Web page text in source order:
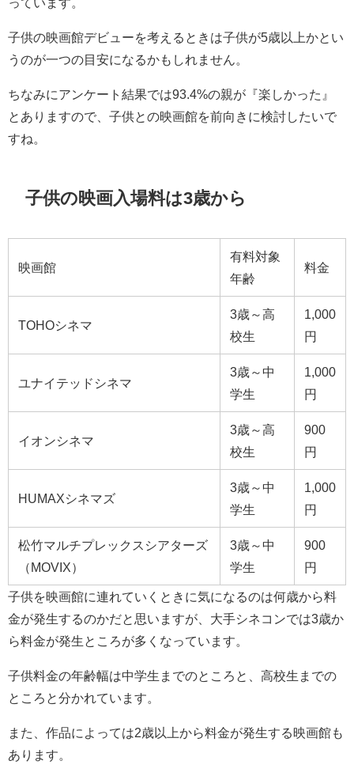
っています。
子供の映画館デビューを考えるときは子供が5歳以上かとい
うのが一つの目安になるかもしれません。
ちなみにアンケート結果では93.4%の親が『楽しかった』
とありますので、子供との映画館を前向きに検討したいで
すね。
子供の映画入場料は3歳から
映画館
有料対象
年齢
料金
TOHOシネマ
3歳～高
校生
1,000
円
ユナイテッドシネマ
3歳～中
学生
1,000
円
イオンシネマ
3歳～高
校生
900
円
HUMAXシネマズ
3歳～中
学生
1,000
円
松竹マルチプレックスシアターズ
（MOVIX）
3歳～中
学生
900
円
子供を映画館に連れていくときに気になるのは何歳から料
金が発生するのかだと思いますが、大手シネコンでは3歳か
ら料金が発生ところが多くなっています。
子供料金の年齢幅は中学生までのところと、高校生までの
ところと分かれています。
また、作品によっては2歳以上から料金が発生する映画館も
あります。